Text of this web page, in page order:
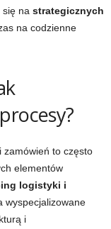
się na strategicznych
na codzienne
zamówień to często
elementów
logistyki i
wyspecjalizowane
i